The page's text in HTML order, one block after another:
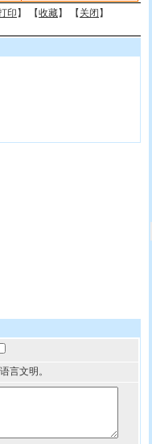
印 】 【收藏】 【 关闭 】
言文明。